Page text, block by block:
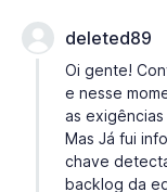
deleted89
Oi gente!
e nesse
as
Mas Já fui
chave
backlog da